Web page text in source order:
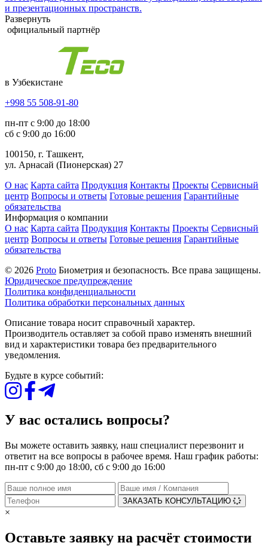
и презентационных пространств.
Развернуть
официальный партнёр
в Узбекистане
+998 55 508-91-80
пн-пт с 9:00 до 18:00
сб с 9:00 до 16:00
100150, г. Ташкент,
ул. Арнасай (Пионерская) 27
О нас Карта сайта Продукция Контакты Проекты Сервисный
центр Вопросы и ответы Готовые решения Гарантийные
обязательства
Информация о компании
О нас Карта сайта Продукция Контакты Проекты Сервисный
центр Вопросы и ответы Готовые решения Гарантийные
обязательства
© 2026 Proto Биометрия и безопасность. Все права защищены.
Юридическое предупреждение
Политика конфиденциальности
Политика обработки персональных данных
Описание товара носит справочный характер.
Производитель оставляет за собой право изменять внешний
вид и характеристики товара без предварительного
уведомления.
Будьте в курсе событий:
У вас остались вопросы?
Вы можете оставить заявку, наш специалист перезвонит и
ответит на все вопросы в рабочее время. Наш график работы:
пн-пт с 9:00 до 18:00, сб с 9:00 до 16:00
ЗАКАЗАТЬ КОНСУЛЬТАЦИЮ
×
Оставьте заявку на расчёт стоимости